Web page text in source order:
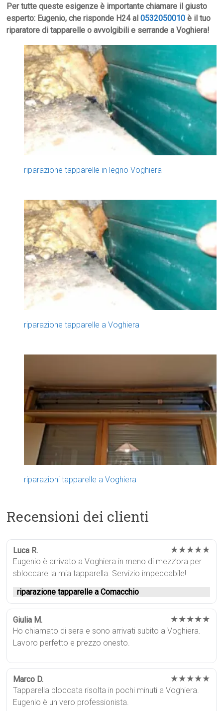
Per tutte queste esigenze è importante chiamare il giusto
esperto: Eugenio, che risponde H24 al0532050010 è il tuo
riparatore di tapparelle o avvolgibili e serrande a Voghiera!
riparazione tapparelle in legno Voghiera
riparazione tapparelle a Voghiera
riparazioni tapparelle a Voghiera
Recensioni dei clienti
Luca R. ★★★★★
Eugenio è arrivato a Voghiera in meno di mezz’ora per
sbloccare la mia tapparella. Servizio impeccabile!
riparazione tapparelle a Comacchio
Giulia M. ★★★★★
Ho chiamato di sera e sono arrivati subito a Voghiera.
Lavoro perfetto e prezzo onesto.
Marco D. ★★★★★
Tapparella bloccata risolta in pochi minuti a Voghiera.
Eugenio è un vero professionista.